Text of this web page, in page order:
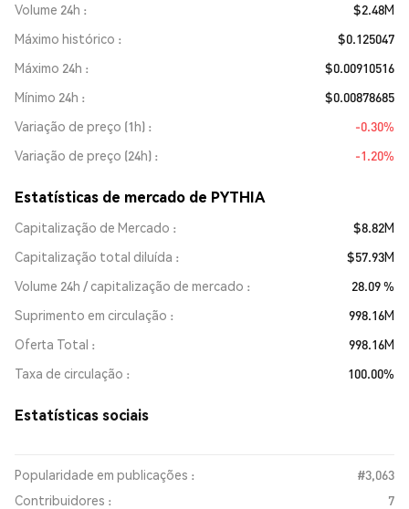
Volume 24h
$2.48M
Máximo histórico
$0.125047
Máximo 24h
$0.00910516
Mínimo 24h
$0.00878685
Variação de preço (1h)
-0.30%
Variação de preço (24h)
-1.20%
Estatísticas de mercado de PYTHIA
Capitalização de Mercado
$8.82M
Capitalização total diluída
$57.93M
Volume 24h / capitalização de mercado
28.09 %
Suprimento em circulação
998.16M
Oferta Total
998.16M
Taxa de circulação
100.00%
Estatísticas sociais
Popularidade em publicações :
#3,063
Contribuidores :
7